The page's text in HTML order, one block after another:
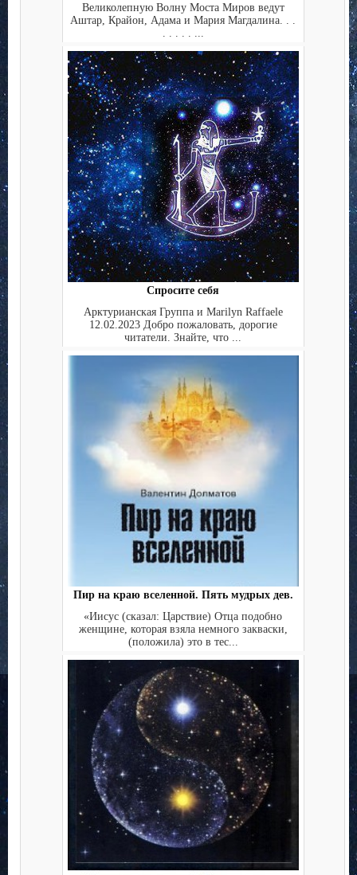
Великолепную Волну Моста Миров ведут
Аштар, Крайон, Адама и Мария Магдалина. . .
Спросите себя
Арктурианская Группа и Marilyn Raffaele
12.02.2023 Добро пожаловать, дорогие
читатели. Знайте, что ...
Пир на краю вселенной. Пять мудрых дев.
«Иисус (сказал: Царствие) Отца подобно
женщине, которая взяла немного закваски,
(положила) это в тес...